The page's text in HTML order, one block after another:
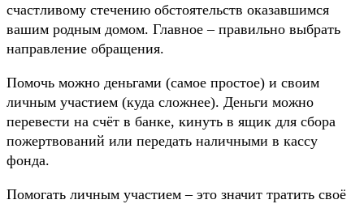
счастливому стечению обстоятельств оказавшимся
вашим родным домом. Главное – правильно выбрать
направление обращения.
Помочь можно деньгами (самое простое) и своим
личным участием (куда сложнее). Деньги можно
перевести на счёт в банке, кинуть в ящик для сбора
пожертвований или передать наличными в кассу
фонда.
Помогать личным участием – это значит тратить своё